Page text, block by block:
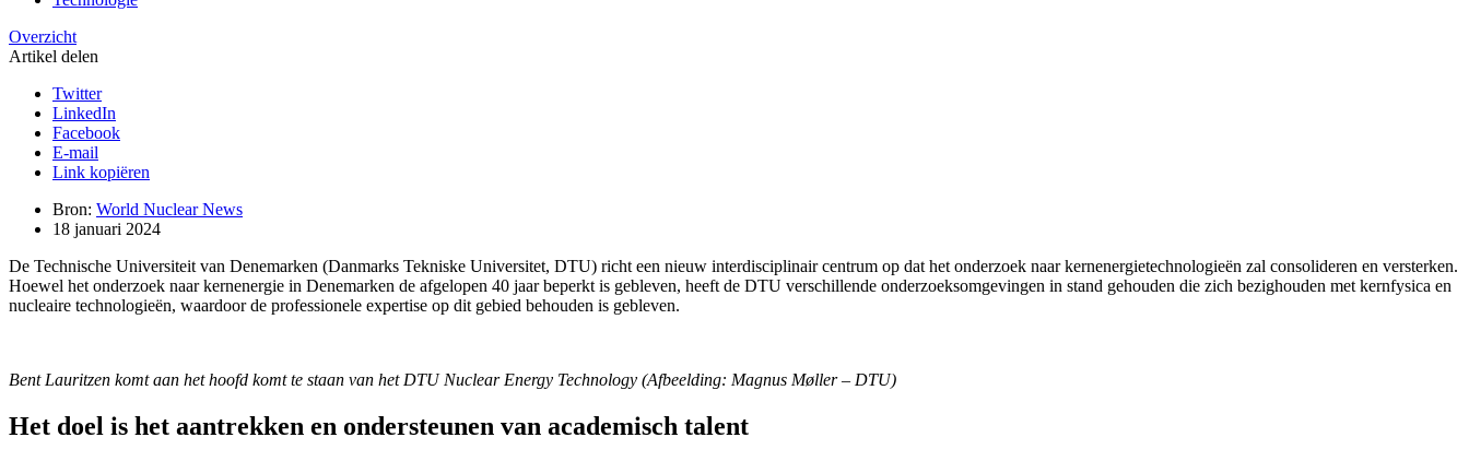
Overzicht
Artikel delen
Twitter
LinkedIn
Facebook
E-mail
Link kopiëren
Bron: World Nuclear News
18 januari 2024
De Technische Universiteit van Denemarken (Danmarks Tekniske Universitet, DTU) richt een nieuw interdisciplinair centrum op dat het onderzoek naar kernenergietechnologieën zal consolideren en versterken.
Hoewel het onderzoek naar kernenergie in Denemarken de afgelopen 40 jaar beperkt is gebleven, heeft de DTU verschillende onderzoeksomgevingen in stand gehouden die zich bezighouden met kernfysica en
nucleaire technologieën, waardoor de professionele expertise op dit gebied behouden is gebleven.
Bent Lauritzen komt aan het hoofd komt te staan van het DTU Nuclear Energy Technology (Afbeelding: Magnus Møller – DTU)
Het doel is het aantrekken en ondersteunen van academisch talent